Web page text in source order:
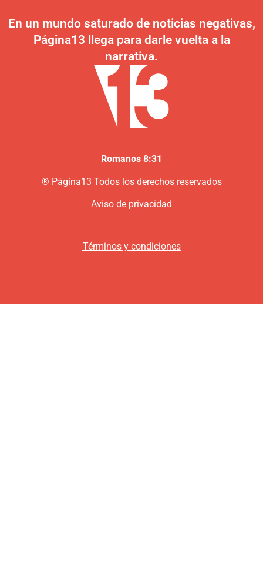
En un mundo saturado de noticias negativas,
Página13 llega para darle vuelta a la
narrativa.
Romanos 8:31
® Página13 Todos los derechos reservados
Aviso de privacidad
Términos y condiciones